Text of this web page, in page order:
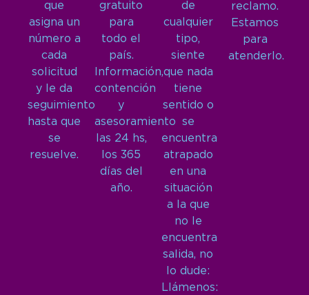
que
asigna un
número a
cada
solicitud
y le da
seguimiento
hasta que
se
resuelve.
gratuito
para
todo el
país.
Información,
contención
y
asesoramiento
las 24 hs,
los 365
días del
año.
de
cualquier
tipo,
siente
que nada
tiene
sentido o
se
encuentra
atrapado
en una
situación
a la que
no le
encuentra
salida, no
lo dude:
Llámenos:
reclamo.
Estamos
para
atenderlo.